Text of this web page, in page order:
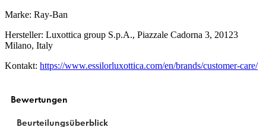
Marke: Ray-Ban
Hersteller: Luxottica group S.p.A., Piazzale Cadorna 3, 20123
Milano, Italy
Kontakt: https://www.essilorluxottica.com/en/brands/customer-care/